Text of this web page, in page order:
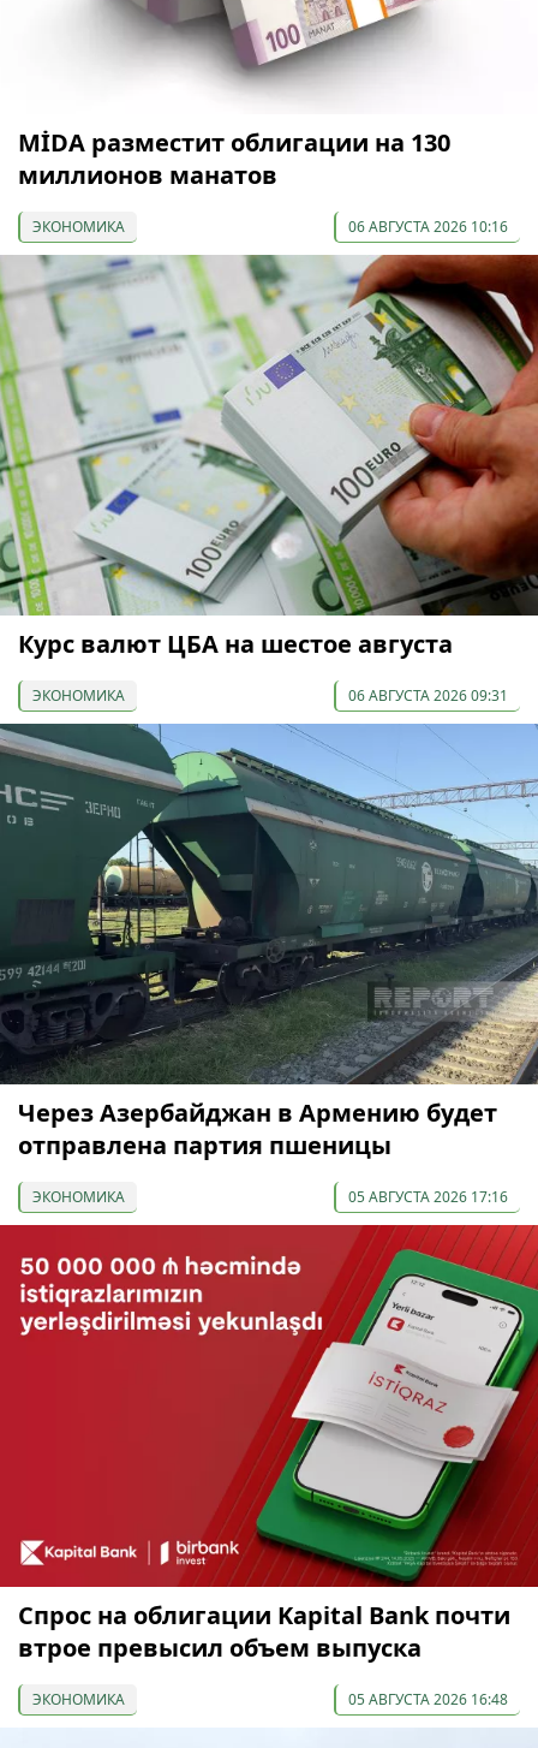
МİDA разместит облигации на 130
миллионов манатов
ЭКОНОМИКА 06 АВГУСТА 2026 10:16
Курс валют ЦБА на шестое августа
ЭКОНОМИКА 06 АВГУСТА 2026 09:31
Через Азербайджан в Армению будет
отправлена партия пшеницы
ЭКОНОМИКА 05 АВГУСТА 2026 17:16
Спрос на облигации Kapital Bank почти
втрое превысил объем выпуска
ЭКОНОМИКА 05 АВГУСТА 2026 16:48